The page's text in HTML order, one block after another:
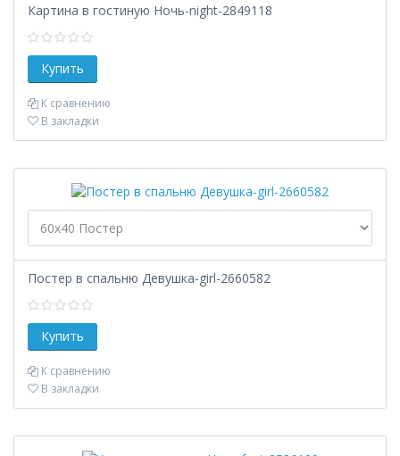
Картина в гостиную Ночь-night-2849118
К сравнению
В закладки
Постер в спальню Девушка-girl-2660582
К сравнению
В закладки